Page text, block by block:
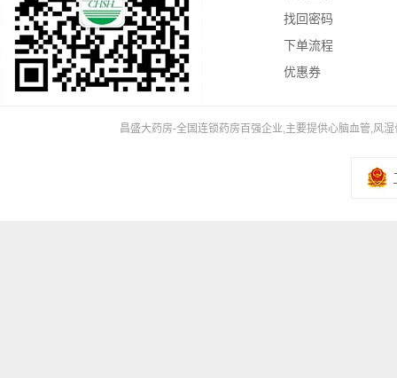
找回密码
下单流程
优惠券
昌盛大药房-全国连锁药房百强企业,主要提供心脑血管,风